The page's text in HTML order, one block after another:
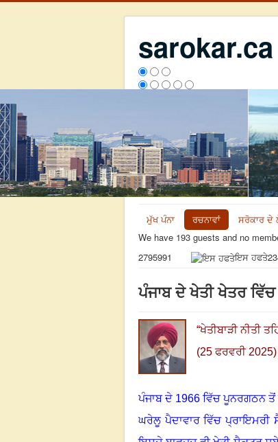
sarokar.ca
ਮੁੱਖ ਪੰਨਾ ਰਚਨਾਵਾਂ ਸਰੋਕਾਰ ਦੇ
We have 193 guests and no
2795991
ਇਸ ਹਫਤੇ
ਪੰਜਾਬ ਦੇ ਖੇਤੀ ਖੇਤਰ
“ਖੇਤੀਬਾੜੀ ਨੀਤੀ
(25 ਫਰਵਰੀ 2025)
ਪੰਜਾਬ ਦੇ 1966 ਵਿੱਚ ਪੂਨਰਗਠਨ
ਘਰੇਲੂ ਪੈਦਾਵਾਰ ਵਿੱਚ ਪ੍ਰਾਇਮਰੀ